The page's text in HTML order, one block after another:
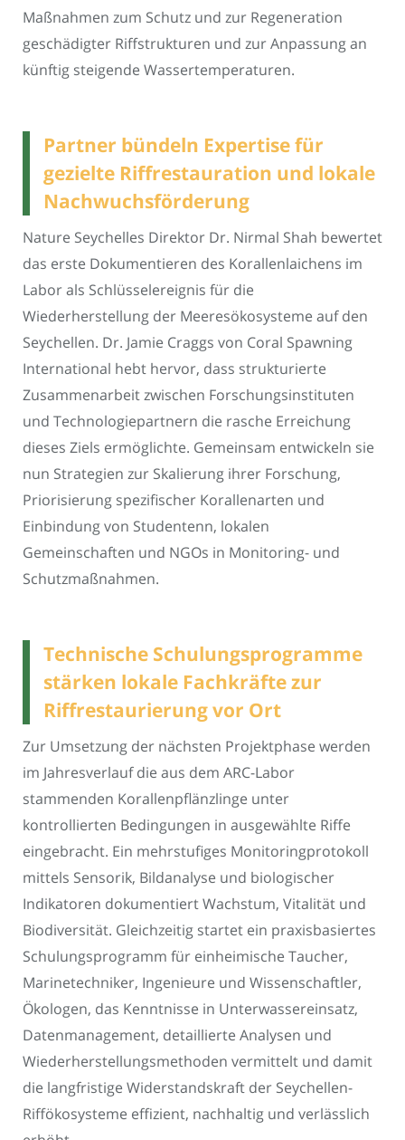
Maßnahmen zum Schutz und zur Regeneration
geschädigter Riffstrukturen und zur Anpassung an
künftig steigende Wassertemperaturen.
Partner bündeln Expertise für
gezielte Riffrestauration und lokale
Nachwuchsförderung
Nature Seychelles Direktor Dr. Nirmal Shah bewertet
das erste Dokumentieren des Korallenlaichens im
Labor als Schlüsselereignis für die
Wiederherstellung der Meeresökosysteme auf den
Seychellen. Dr. Jamie Craggs von Coral Spawning
International hebt hervor, dass strukturierte
Zusammenarbeit zwischen Forschungsinstituten
und Technologiepartnern die rasche Erreichung
dieses Ziels ermöglichte. Gemeinsam entwickeln sie
nun Strategien zur Skalierung ihrer Forschung,
Priorisierung spezifischer Korallenarten und
Einbindung von Studentenn, lokalen
Gemeinschaften und NGOs in Monitoring- und
Schutzmaßnahmen.
Technische Schulungsprogramme
stärken lokale Fachkräfte zur
Riffrestaurierung vor Ort
Zur Umsetzung der nächsten Projektphase werden
im Jahresverlauf die aus dem ARC-Labor
stammenden Korallenpflänzlinge unter
kontrollierten Bedingungen in ausgewählte Riffe
eingebracht. Ein mehrstufiges Monitoringprotokoll
mittels Sensorik, Bildanalyse und biologischer
Indikatoren dokumentiert Wachstum, Vitalität und
Biodiversität. Gleichzeitig startet ein praxisbasiertes
Schulungsprogramm für einheimische Taucher,
Marinetechniker, Ingenieure und Wissenschaftler,
Ökologen, das Kenntnisse in Unterwassereinsatz,
Datenmanagement, detaillierte Analysen und
Wiederherstellungsmethoden vermittelt und damit
die langfristige Widerstandskraft der Seychellen-
Riffökosysteme effizient, nachhaltig und verlässlich